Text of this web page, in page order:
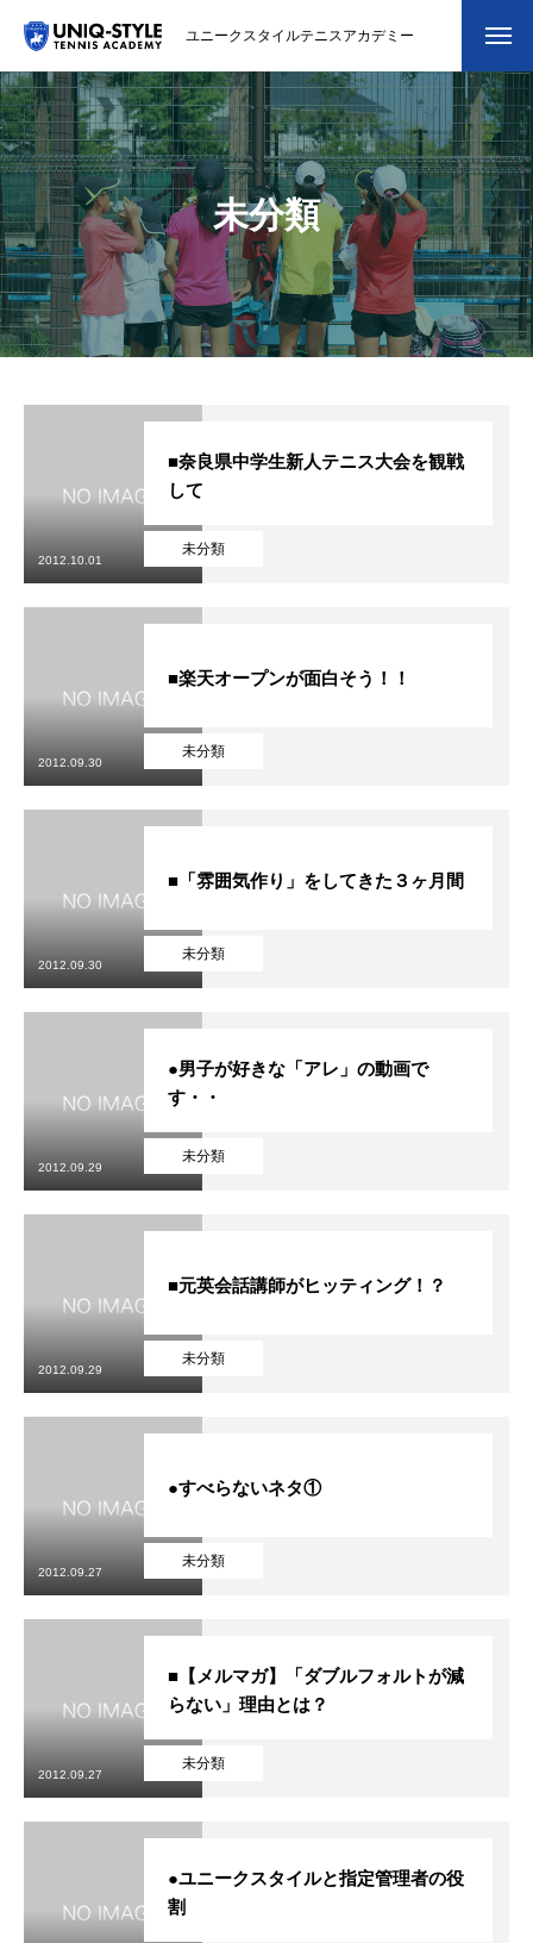
ユニークスタイルテニスアカデミー
初めての方
システム・クラス・料金
スクール紹介・コーチ紹介
大会・イベント
ブログ
会員専用ページ
システム・クラス・料金
未分類
未分類
■奈良県中学生新人テニス大会を観戦
して
2012.10.01
未分類
■楽天オープンが面白そう！！
2012.09.30
未分類
■「雰囲気作り」をしてきた３ヶ月間
2012.09.30
未分類
●男子が好きな「アレ」の動画で
す・・
2012.09.29
未分類
■元英会話講師がヒッティング！？
2012.09.29
未分類
●すべらないネタ①
2012.09.27
未分類
■【メルマガ】「ダブルフォルトが減
らない」理由とは？
2012.09.27
●ユニークスタイルと指定管理者の役
割